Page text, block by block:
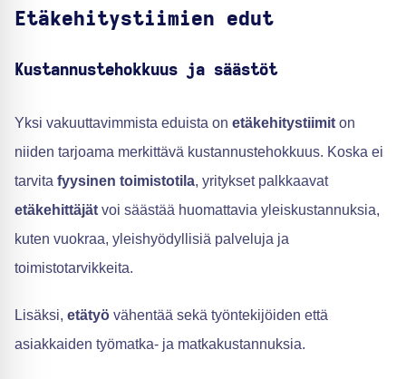
Etäkehitystiimien edut
Kustannustehokkuus ja säästöt
Yksi vakuuttavimmista eduista on etäkehitystiimit on
niiden tarjoama merkittävä kustannustehokkuus. Koska ei
tarvita fyysinen toimistotila, yritykset palkkaavat
etäkehittäjät voi säästää huomattavia yleiskustannuksia,
kuten vuokraa, yleishyödyllisiä palveluja ja
toimistotarvikkeita.
Lisäksi, etätyö vähentää sekä työntekijöiden että
asiakkaiden työmatka- ja matkakustannuksia.